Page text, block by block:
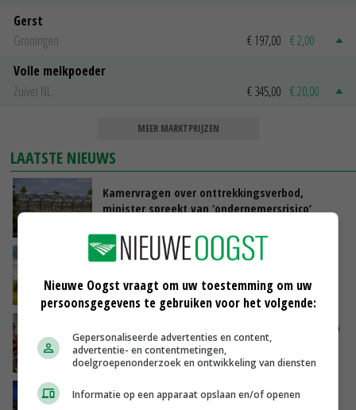
Gerst
Groningen
€ 197,00 € 2,00
Volle melkpoeder
Zuivel NL
€ 345,00 € 20,00
MEER MARKTPRIJZEN
LAATSTE NIEUWS
Kamervragen over onttrekkingsverbod,
minister spreekt van ‘ondernemersrisico’
‘Rendement van Krullvarkens komt van de
VANDAAG, 15:30
Oorlogen en El Niño stuwen voedselprijzen op
VANDAAG, 15:04
Nettowinst Royal A-ware onder druk ondanks
Nieuwe Oogst vraagt om uw toestemming om uw
persoonsgegevens te gebruiken voor het volgende:
Gepersonaliseerde advertenties en content,
advertentie- en contentmetingen,
doelgroepenonderzoek en ontwikkeling van diensten
Informatie op een apparaat opslaan en/of openen